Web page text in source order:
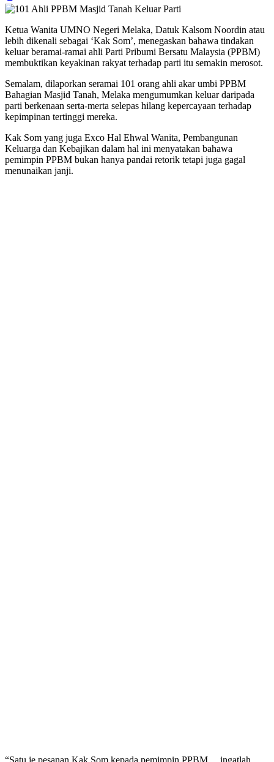
Ketua Wanita UMNO Negeri Melaka, Datuk Kalsom Noordin atau
lebih dikenali sebagai ‘Kak Som’, menegaskan bahawa tindakan
keluar beramai-ramai ahli Parti Pribumi Bersatu Malaysia (PPBM)
membuktikan keyakinan rakyat terhadap parti itu semakin merosot.
Semalam, dilaporkan seramai 101 orang ahli akar umbi PPBM
Bahagian Masjid Tanah, Melaka mengumumkan keluar daripada
parti berkenaan serta-merta selepas hilang kepercayaan terhadap
kepimpinan tertinggi mereka.
Kak Som yang juga Exco Hal Ehwal Wanita, Pembangunan
Keluarga dan Kebajikan dalam hal ini menyatakan bahawa
pemimpin PPBM bukan hanya pandai retorik tetapi juga gagal
menunaikan janji.
“Satu je pesanan Kak Som kepada pemimpin PPBM… ingatlah,